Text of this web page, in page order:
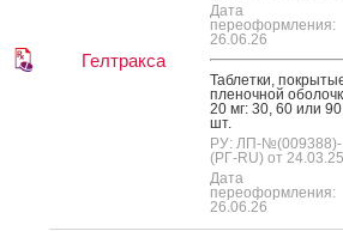
Гелтракса
Дата
переоформления:
26.06.26
Таб­летки,
пле­ноч­ной
20 мг: 30, 60 или 90
шт.
РУ: ЛП-№(009388)-
(РГ-RU) от 24.03.25
Дата
переоформления:
26.06.26